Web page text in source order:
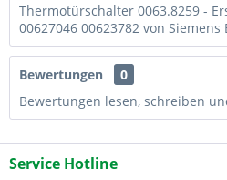
Thermotürschalter 0063.8259 -
00627046 00623782 von Siemens
Bewertungen
0
Bewertungen lesen, schreiben
Service Hotline